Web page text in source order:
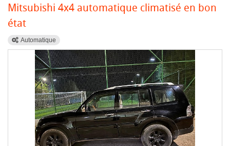
Mitsubishi 4x4 automatique climatisé en bon
état
Automatique